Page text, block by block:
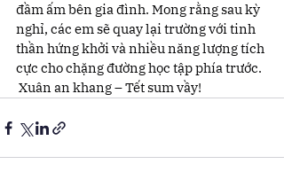
đầm ấm bên gia đình. Mong rằng sau kỳ
nghỉ, các em sẽ quay lại trường với tinh
thần hứng khởi và nhiều năng lượng tích
cực cho chặng đường học tập phía trước.
Xuân an khang – Tết sum vầy!